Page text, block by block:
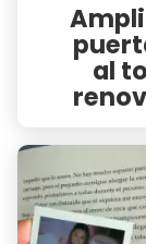
al